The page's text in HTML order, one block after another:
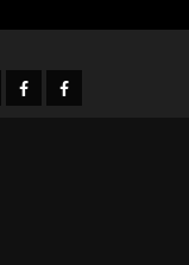
Facebook-Facebook-